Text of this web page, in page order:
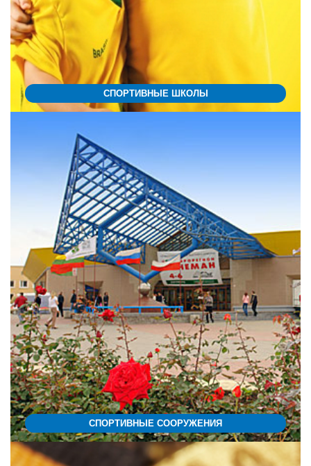
СПОРТИВНЫЕ ШКОЛЫ
СПОРТИВНЫЕ СООРУЖЕНИЯ